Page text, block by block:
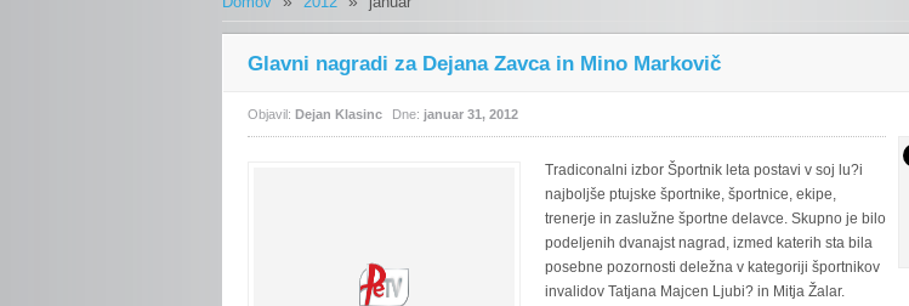
Glavni nagradi za Dejana Zavca in Mino Markovič
Objavil: Dejan Klasinc Dne: januar 31, 2012
Tradiconalni izbor Športnik leta postavi v soj lu?i
najboljše ptujske športnike, športnice, ekipe,
trenerje in zaslužne športne delavce. Skupno je bilo
podeljenih dvanajst nagrad, izmed katerih sta bila
posebne pozornosti deležna v kategoriji športnikov
invalidov Tatjana Majcen Ljubi? in Mitja Žalar.